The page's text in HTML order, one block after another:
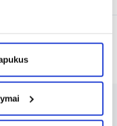
8 iš 8
skirti pašalinti